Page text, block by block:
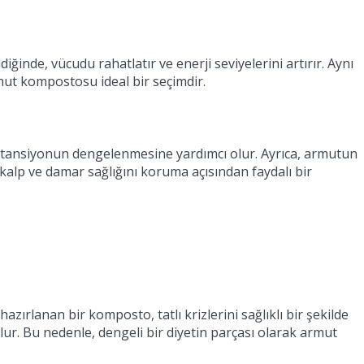
vücudu rahatlatır ve enerji seviyelerini artırır. Aynı
kompostosu ideal bir seçimdir.
dengelenmesine yardımcı olur. Ayrıca, armutun
damar sağlığını koruma açısından faydalı bir
bir komposto, tatlı krizlerini sağlıklı bir şekilde
Bu nedenle, dengeli bir diyetin parçası olarak armut